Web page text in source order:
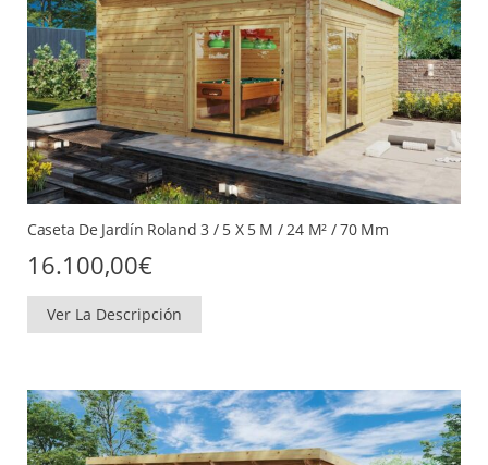
Caseta De Jardín Roland 3 / 5 X 5 M / 24 M² / 70 Mm
16.100,00€
Ver La Descripción